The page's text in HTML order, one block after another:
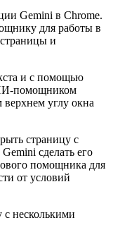
Gemini в Chrome.
для работы в
и
и с помощью
помощником
углу окна
страницу с
сделать его
помощника для
от условий
с несколькими